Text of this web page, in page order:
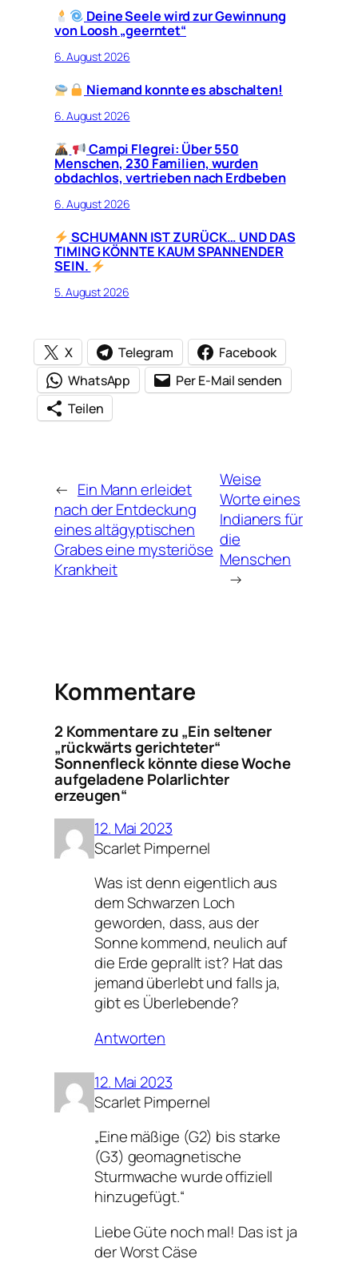
Deine Seele wird zur Gewinnung
von Loosh „geerntet“
6. August 2026
Niemand konnte es abschalten!
6. August 2026
Campi Flegrei: Über 550
Menschen, 230 Familien, wurden
obdachlos, vertrieben nach Erdbeben
6. August 2026
SCHUMANN IST ZURÜCK… UND DAS
TIMING KÖNNTE KAUM SPANNENDER
SEIN.
5. August 2026
X Telegram
Facebook
WhatsApp
Per E-Mail senden
Teilen
← Ein Mann erleidet
nach der Entdeckung
eines altägyptischen
Grabes eine mysteriöse
Krankheit
Weise
Worte eines
Indianers für
die
Menschen
→
Kommentare
2 Kommentare zu „Ein seltener
„rückwärts gerichteter“
Sonnenfleck könnte diese Woche
aufgeladene Polarlichter
erzeugen“
12. Mai 2023
Scarlet Pimpernel
Was ist denn eigentlich aus
dem Schwarzen Loch
geworden, dass, aus der
Sonne kommend, neulich auf
die Erde geprallt ist? Hat das
jemand überlebt und falls ja,
gibt es Überlebende?
Antworten
12. Mai 2023
Scarlet Pimpernel
„Eine mäßige (G2) bis starke
(G3) geomagnetische
Sturmwache wurde offiziell
hinzugefügt.“
Liebe Güte noch mal! Das ist ja
der Worst Cäse